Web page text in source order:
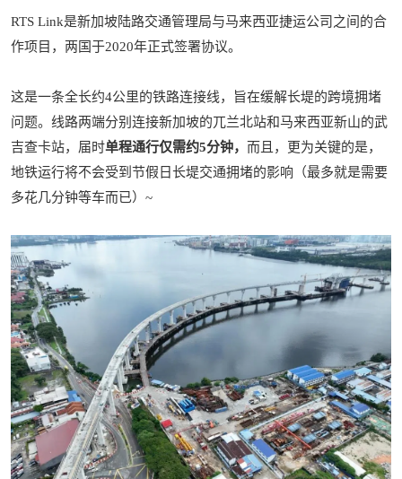
RTS Link是新加坡陆路交通管理局与马来西亚捷运公司之间的合
作项目，两国于2020年正式签署协议。
这是一条全长约4公里的铁路连接线，旨在缓解长堤的跨境拥堵
问题。线路两端分别连接新加坡的兀兰北站和马来西亚新山的武
吉查卡站，届时单程通行仅需约5分钟， 而且，更为关键的是，
地铁运行将不会受到节假日长堤交通拥堵的影响（最多就是需要
多花几分钟等车而已）~